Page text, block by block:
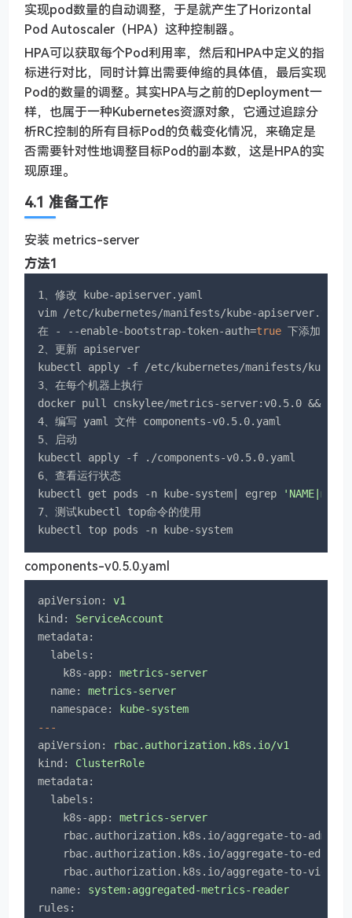
实现pod数量的自动调整，于是就产生了Horizontal
Pod Autoscaler（HPA）这种控制器。
HPA可以获取每个Pod利用率，然后和HPA中定义的指
标进行对比，同时计算出需要伸缩的具体值，最后实现
Pod的数量的调整。其实HPA与之前的Deployment一
样，也属于一种Kubernetes资源对象，它通过追踪分
析RC控制的所有目标Pod的负载变化情况，来确定是
否需要针对性地调整目标Pod的副本数，这是HPA的实
现原理。
4.1 准备工作
安装 metrics-server
方法1
1、修改 kube-apiserver.yaml
vim /etc/kubernetes/manifests/kube-apiserver.yaml
在 - --enable-bootstrap-token-auth=true 下添加 -
2、更新 apiserver
kubectl apply -f /etc/kubernetes/manifests/kube-
3、在每个机器上执行
docker pull cnskylee/metrics-server:v0.5.0 &&
4、编写 yaml 文件 components-v0.5.0.yaml
5、启动
kubectl apply -f ./components-v0.5.0.yaml
6、查看运行状态
kubectl get pods -n kube-system| egrep
7、测试kubectl top命令的使用
kubectl top pods -n kube-system
components-v0.5.0.yaml
apiVersion:
v1
kind:
ServiceAccount
metadata:
labels:
k8s-app:
metrics-server
name:
metrics-server
namespace:
kube-system
---
apiVersion:
rbac.authorization.k8s.io/v1
kind:
ClusterRole
metadata:
labels:
k8s-app:
metrics-server
rbac.authorization.k8s.io/aggregate-to-admin:
rbac.authorization.k8s.io/aggregate-to-edit:
rbac.authorization.k8s.io/aggregate-to-view:
name:
system:aggregated-metrics-reader
rules: